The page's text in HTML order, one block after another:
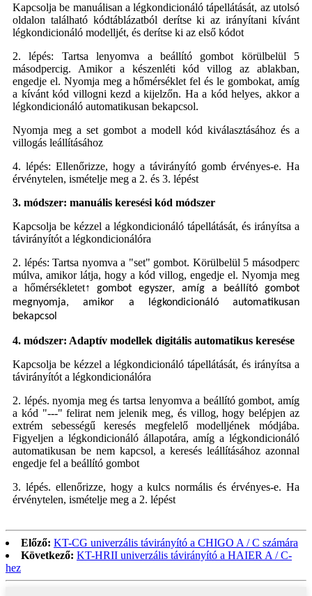
Kapcsolja be manuálisan a légkondicionáló tápellátását, az utolsó
oldalon található kódtáblázatból derítse ki az irányítani kívánt
légkondicionáló modelljét, és derítse ki az első kódot
2. lépés: Tartsa lenyomva a beállító gombot körülbelül 5
másodpercig. Amikor a készenléti kód villog az ablakban,
engedje el. Nyomja meg a hőmérséklet fel és le gombokat, amíg
a kívánt kód villogni kezd a kijelzőn. Ha a kód helyes, akkor a
légkondicionáló automatikusan bekapcsol.
Nyomja meg a set gombot a modell kód kiválasztásához és a
villogás leállításához
4. lépés: Ellenőrizze, hogy a távirányító gomb érvényes-e. Ha
érvénytelen, ismételje meg a 2. és 3. lépést
3. módszer: manuális keresési kód módszer
Kapcsolja be kézzel a légkondicionáló tápellátását, és irányítsa a
távirányítót a légkondicionálóra
2. lépés: Tartsa nyomva a "set" gombot. Körülbelül 5 másodperc
múlva, amikor látja, hogy a kód villog, engedje el. Nyomja meg
a hőmérsékletet↑gombot egyszer, amíg a beállító gombot
megnyomja, amikor a légkondicionáló automatikusan
bekapcsol
4. módszer: Adaptív modellek digitális automatikus keresése
Kapcsolja be kézzel a légkondicionáló tápellátását, és irányítsa a
távirányítót a légkondicionálóra
2. lépés. nyomja meg és tartsa lenyomva a beállító gombot, amíg
a kód "---" felirat nem jelenik meg, és villog, hogy belépjen az
extrém sebességű keresés megfelelő modelljének módjába.
Figyeljen a légkondicionáló állapotára, amíg a légkondicionáló
automatikusan be nem kapcsol, a keresés leállításához azonnal
engedje fel a beállító gombot
3. lépés. ellenőrizze, hogy a kulcs normális és érvényes-e. Ha
érvénytelen, ismételje meg a 2. lépést
Előző: KT-CG univerzális távirányító a CHIGO A / C számára
Következő: KT-HRII univerzális távirányító a HAIER A / C-
hez